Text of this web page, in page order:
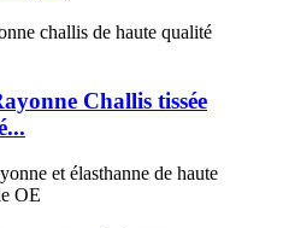
Challis tissée